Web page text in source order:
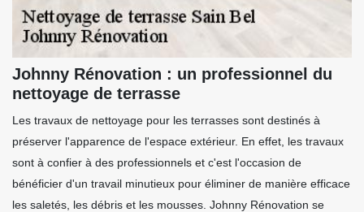
Johnny Rénovation : un professionnel du
nettoyage de terrasse
Les travaux de nettoyage pour les terrasses sont destinés à
préserver l'apparence de l'espace extérieur. En effet, les travaux
sont à confier à des professionnels et c'est l'occasion de
bénéficier d'un travail minutieux pour éliminer de manière efficace
les saletés, les débris et les mousses. Johnny Rénovation se